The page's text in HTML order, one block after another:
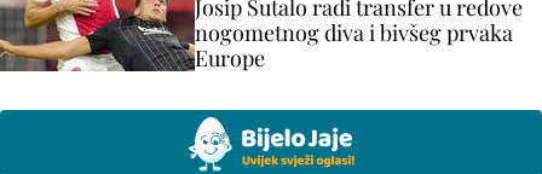
Josip Šutalo radi transfer u redove
nogometnog diva i bivšeg prvaka
Europe